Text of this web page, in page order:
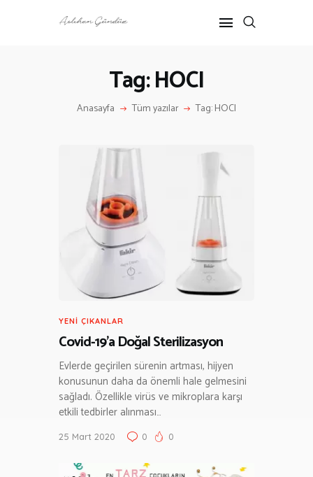
Tag: HOCI
Anasayfa Tüm yazılar Tag: HOCI
RÖPORTAJ
KÜLTÜR SANAT
HAKKIMDA
İLETIŞIM
YENI ÇIKANLAR
Covid-19’a Doğal Sterilizasyon
Evlerde geçirilen sürenin artması, hijyen
konusunun daha da önemli hale gelmesini
sağladı. Özellikle virüs ve mikroplara karşı
etkili tedbirler alınması…
25 Mart 2020 0 0